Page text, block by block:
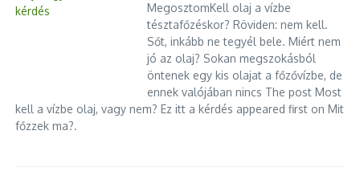
MegosztomKell olaj a vízbe
tésztafőzéskor? Röviden: nem kell.
Sőt, inkább ne tegyél bele. Miért nem
jó az olaj? Sokan megszokásból
öntenek egy kis olajat a főzővízbe, de
ennek valójában nincs The post Most
kell a vízbe olaj, vagy nem? Ez itt a kérdés appeared first on Mit
főzzek ma?.